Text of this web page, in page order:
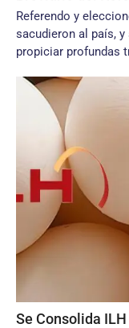
Referendo y
sacudieron al país,
propiciar profundas
Se Consolida ILH